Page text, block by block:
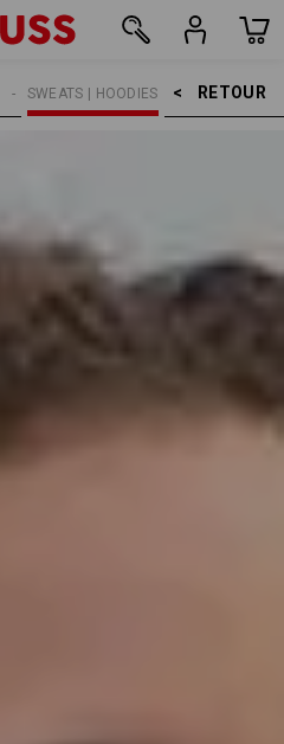
RETOUR    >
SWEATS | HOODIES